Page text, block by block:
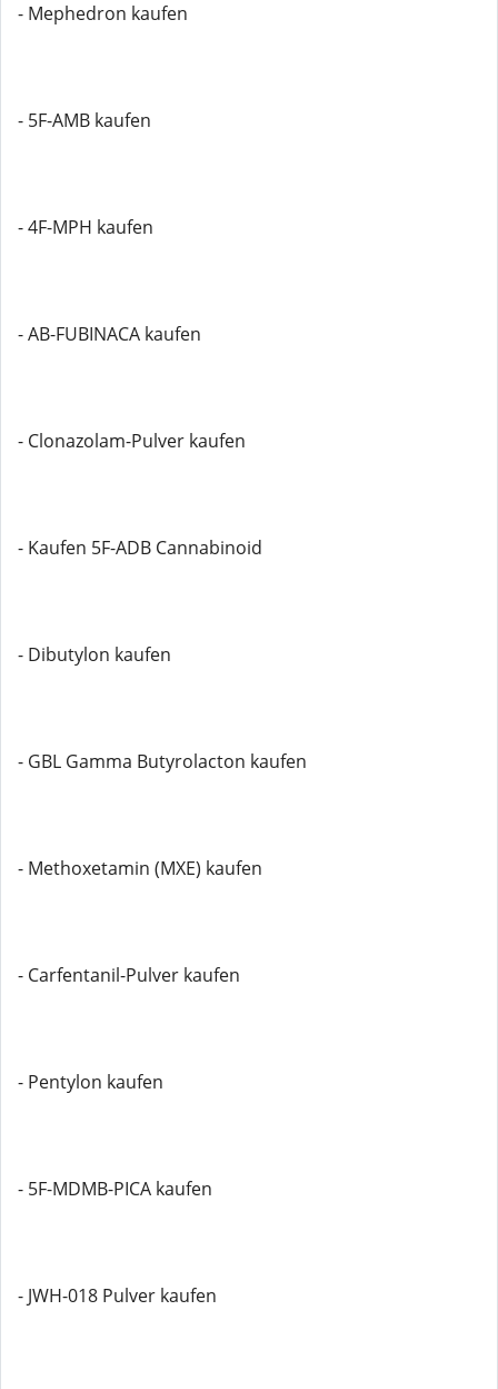
- Mephedron kaufen
- 5F-AMB kaufen
- 4F-MPH kaufen
- AB-FUBINACA kaufen
- Clonazolam-Pulver kaufen
- Kaufen 5F-ADB Cannabinoid
- Dibutylon kaufen
- GBL Gamma Butyrolacton kaufen
- Methoxetamin (MXE) kaufen
- Carfentanil-Pulver kaufen
- Pentylon kaufen
- 5F-MDMB-PICA kaufen
- JWH-018 Pulver kaufen